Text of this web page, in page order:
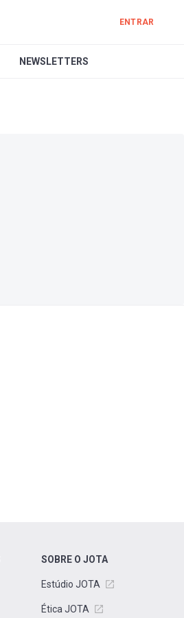
ENTRAR
NEWSLETTERS
SOBRE O JOTA
Estúdio JOTA
Ética JOTA